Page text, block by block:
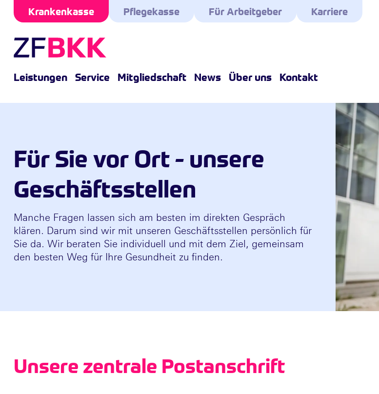
Skip to the content
Krankenkasse Pflegekasse Für Arbeitgeber Karriere
Leistungen Service Mitgliedschaft News Über uns Kontakt
Für Sie vor Ort - unsere
Geschäftsstellen
Manche Fragen lassen sich am besten im direkten Gespräch
klären. Darum sind wir mit unseren Geschäftsstellen persönlich für
Sie da. Wir beraten Sie individuell und mit dem Ziel, gemeinsam
den besten Weg für Ihre Gesundheit zu finden.
Unsere zentrale Postanschrift